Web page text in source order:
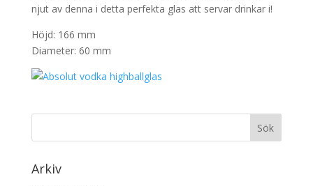
njut av denna i detta perfekta glas att servar drinkar i!
Höjd: 166 mm
Diameter: 60 mm
Arkiv